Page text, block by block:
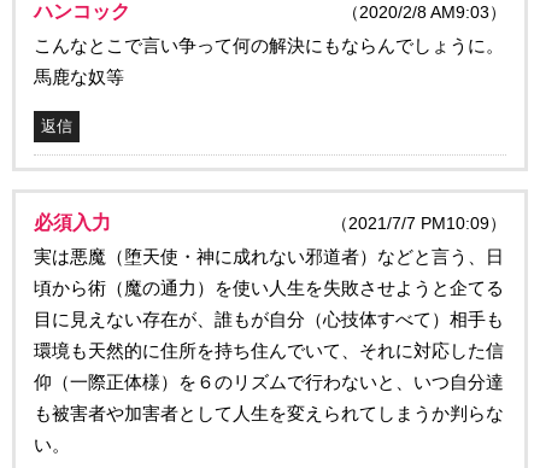
ハンコック （2020/2/8 AM9:03）
こんなとこで言い争って何の解決にもならんでしょうに。
馬鹿な奴等
返信
必須入力 （2021/7/7 PM10:09）
実は悪魔（堕天使・神に成れない邪道者）などと言う、日
頃から術（魔の通力）を使い人生を失敗させようと企てる
目に見えない存在が、誰もが自分（心技体すべて）相手も
環境も天然的に住所を持ち住んでいて、それに対応した信
仰（一際正体様）を６のリズムで行わないと、いつ自分達
も被害者や加害者として人生を変えられてしまうか判らな
い。